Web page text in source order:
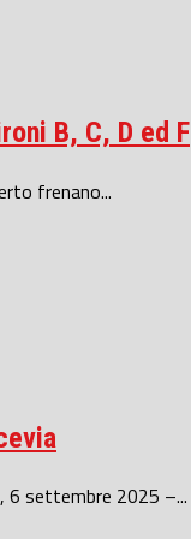
B, C, D ed F
frenano...
6 settembre 2025 –...